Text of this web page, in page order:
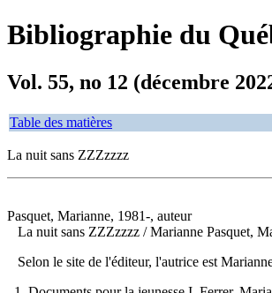
Bibliographie du
Vol. 55, no 12 (décembre
Table des matières
La nuit sans ZZZzzzz
Pasquet, Marianne, 1981-, auteur
La nuit sans ZZZzzzz / Marianne Pasquet,
Selon le site de l'éditeur, l'autrice est